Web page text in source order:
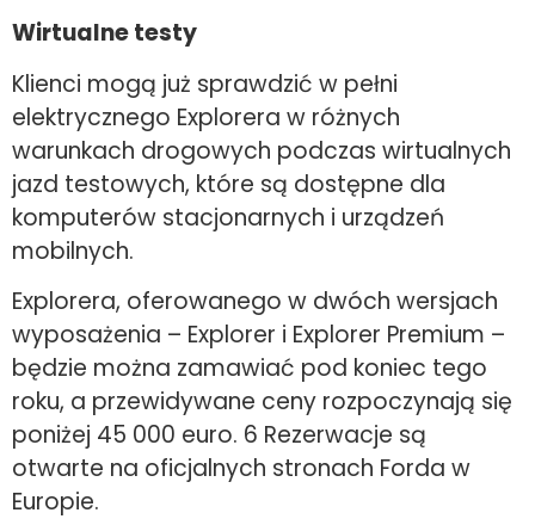
Wirtualne testy
Klienci mogą już sprawdzić w pełni
elektrycznego Explorera w różnych
warunkach drogowych podczas wirtualnych
jazd testowych, które są dostępne dla
komputerów stacjonarnych i urządzeń
mobilnych.
Explorera, oferowanego w dwóch wersjach
wyposażenia – Explorer i Explorer Premium –
będzie można zamawiać pod koniec tego
roku, a przewidywane ceny rozpoczynają się
poniżej 45 000 euro. 6 Rezerwacje są
otwarte na oficjalnych stronach Forda w
Europie.